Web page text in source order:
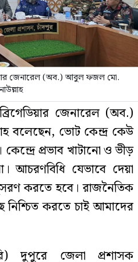
জেনারেল (অব.) আবুল ফজল মো.
জেনারেল (অব.)
বলেছেন, ভোট কেন্দ্র কেউ
প্রভাব খাটানো ও ভীড়
যেভাবে দেয়া
করতে হবে। রাজনৈতিক
নিশ্চিত করতে চাই আমাদের
দুপুরে জেলা প্রশাসক